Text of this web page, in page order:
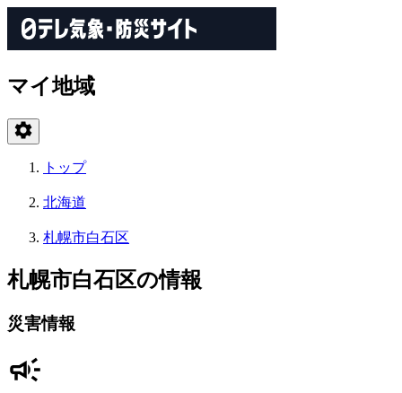
マイ地域
トップ
北海道
札幌市白石区
札幌市白石区の情報
災害情報